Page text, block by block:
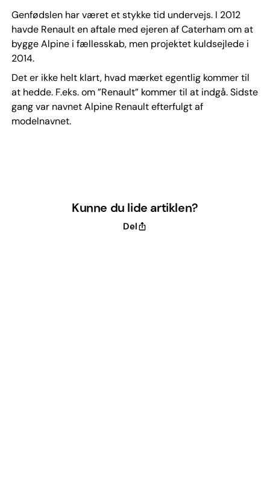
Genfødslen har været et stykke tid undervejs. I 2012
havde Renault en aftale med ejeren af Caterham om at
bygge Alpine i fællesskab, men projektet kuldsejlede i
2014.
Det er ikke helt klart, hvad mærket egentlig kommer til
at hedde. F.eks. om ”Renault” kommer til at indgå. Sidste
gang var navnet Alpine Renault efterfulgt af
modelnavnet.
Kunne du lide artiklen?
Del